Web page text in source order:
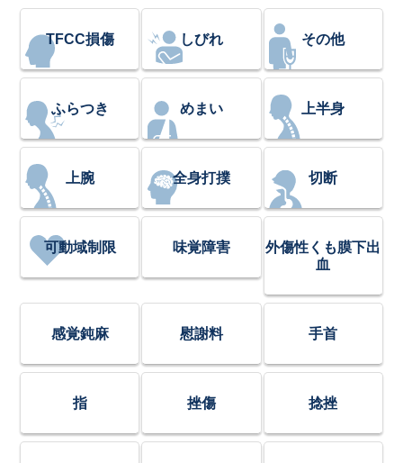
TFCC損傷 しびれ その他
ふらつき めまい 上半身
上腕 全身打撲 切断
可動域制限 味覚障害
外傷性くも膜下出
血
感覚鈍麻 慰謝料 手首
指 挫傷 捻挫